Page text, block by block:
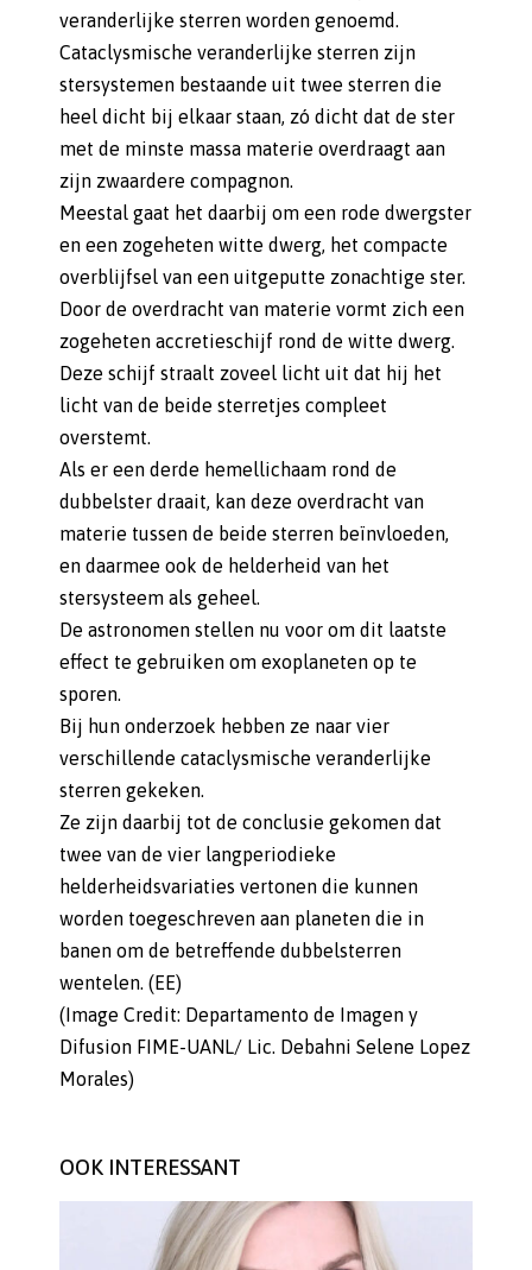
veranderlijke sterren worden genoemd.
Cataclysmische veranderlijke sterren zijn
stersystemen bestaande uit twee sterren die
heel dicht bij elkaar staan, zó dicht dat de ster
met de minste massa materie overdraagt aan
zijn zwaardere compagnon.
Meestal gaat het daarbij om een rode dwergster
en een zogeheten witte dwerg, het compacte
overblijfsel van een uitgeputte zonachtige ster.
Door de overdracht van materie vormt zich een
zogeheten accretieschijf rond de witte dwerg.
Deze schijf straalt zoveel licht uit dat hij het
licht van de beide sterretjes compleet
overstemt.
Als er een derde hemellichaam rond de
dubbelster draait, kan deze overdracht van
materie tussen de beide sterren beïnvloeden,
en daarmee ook de helderheid van het
stersysteem als geheel.
De astronomen stellen nu voor om dit laatste
effect te gebruiken om exoplaneten op te
sporen.
Bij hun onderzoek hebben ze naar vier
verschillende cataclysmische veranderlijke
sterren gekeken.
Ze zijn daarbij tot de conclusie gekomen dat
twee van de vier langperiodieke
helderheidsvariaties vertonen die kunnen
worden toegeschreven aan planeten die in
banen om de betreffende dubbelsterren
wentelen. (EE)
(Image Credit: Departamento de Imagen y
Difusion FIME-UANL/ Lic. Debahni Selene Lopez
Morales)
OOK INTERESSANT